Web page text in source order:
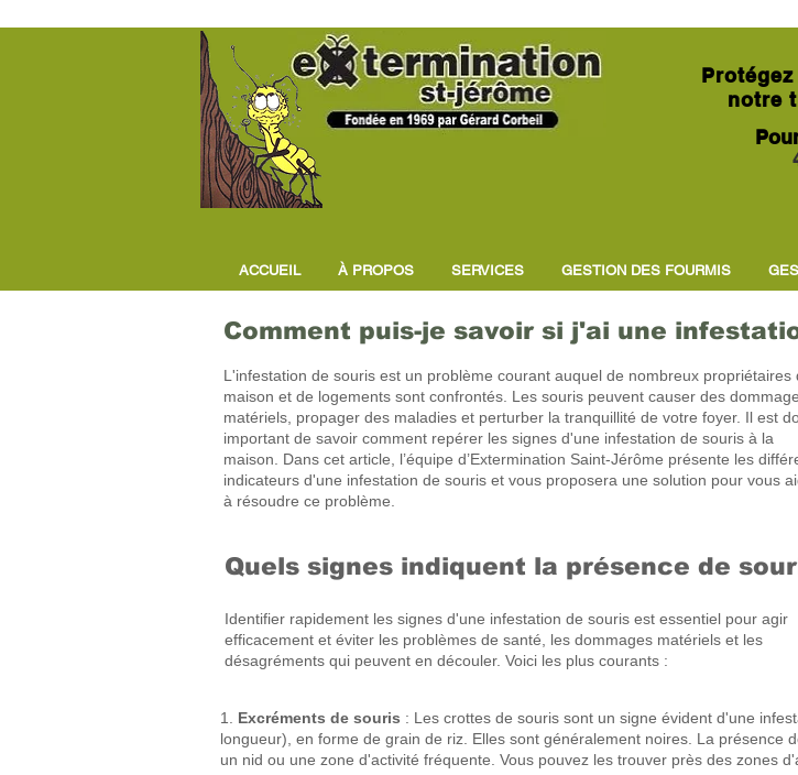
notre
ACCUEIL À PROPOS SERVICES GESTION DES FOURMIS
Comment puis-je savoir si j'ai une
L'infestation de souris est un problème courant auquel de nombreux propriétaires
maison et de logements sont confrontés. Les souris peuvent causer des
matériels, propager des maladies et perturber la tranquillité de votre foyer. Il est
important de savoir comment repérer les signes d'une infestation de souris à la
maison. Dans cet article, l’équipe d’Extermination Saint-Jérôme présente les
indicateurs d'une infestation de souris et vous proposera une solution pour vous
à résoudre ce problème.
Quels signes indiquent la présence de
Identifier rapidement les signes d'une infestation de souris est essentiel pour agir
efficacement et éviter les problèmes de santé, les dommages matériels et les
désagréments qui peuvent en découler. Voici les plus courants :
1. Excréments de souris : Les crottes de souris sont un signe évident d'une
longueur) , en forme de grain de riz. Elles sont généralement noires. La
un nid ou une zone d'activité fréquente. Vous pouvez les trouver près des zones